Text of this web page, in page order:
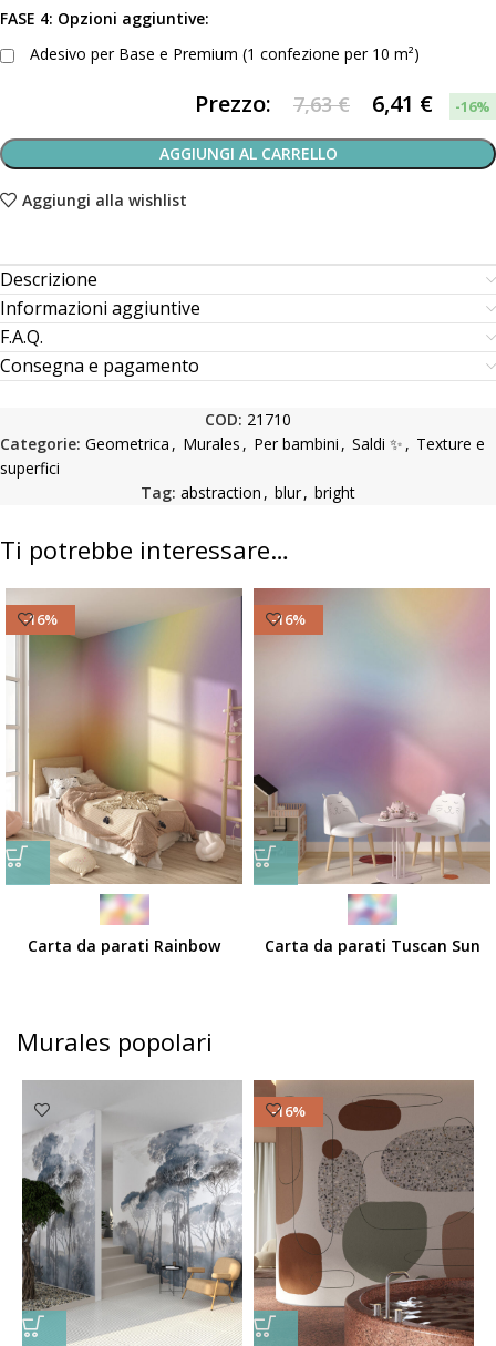
FASE 4: Opzioni aggiuntive:
Adesivo per Base e Premium (1 confezione per 10 m²)
Prezzo: 7,63 € 6,41 € -16%
AGGIUNGI AL CARRELLO
Aggiungi alla wishlist
Descrizione
Informazioni aggiuntive
F.A.Q.
Consegna e pagamento
COD: 21710
Categorie: Geometrica , Murales , Per bambini , Saldi ✨ , Texture e
superfici
Tag: abstraction , blur, bright
Ti potrebbe interessare…
-16%
Carta da parati Rainbow
-16%
Carta da parati Tuscan Sun
Murales popolari
-16%